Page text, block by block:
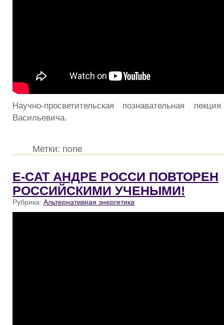
Научно-просветительская познавательная
Васильевича.
Метки: none
E-CAT АНДРЕ РОССИ ПОВТОРЕН
РОССИЙСКИМИ УЧЕНЫМИ!
Рубрика: Альтернативная энергетика